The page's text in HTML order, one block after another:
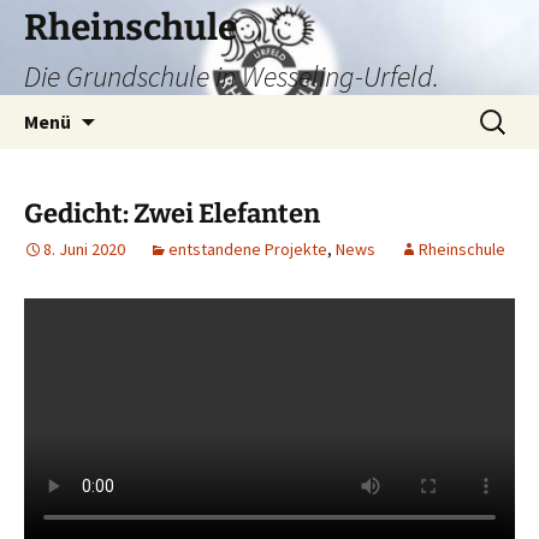
Zum
Inhalt
springen
Rheinschule
Die Grundschule in Wesseling-Urfeld.
Menü
Suchen
nach:
Gedicht: Zwei Elefanten
8. Juni 2020 entstandene Projekte, News Rheinschule